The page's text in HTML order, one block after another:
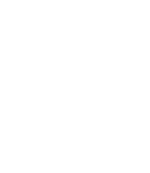
rodeado de
relata Lea a la
conocí a mi
descubrí
un vínculo
era la